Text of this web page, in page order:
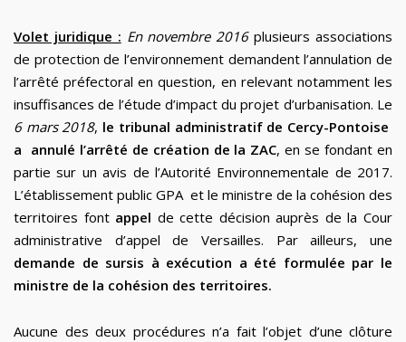
Volet juridique : En novembre 2016plusieurs associations
de protection de l’environnement demandent l’annulation de
l’arrêté préfectoral en question, en relevant notamment les
insuffisances de l’étude d’impact du projet d’urbanisation. Le
6 mars 2018, le tribunal administratif de Cercy-Pontoise
a annulé l’arrêté de création de la ZAC, en se fondant en
partie sur un avis de l’Autorité Environnementale de 2017.
L’établissement public GPA et le ministre de la cohésion des
territoires font appel de cette décision auprès de la Cour
administrative d’appel de Versailles. Par ailleurs, une
demande de sursis à exécution a été formulée par le
ministre de la cohésion des territoires.
Aucune des deux procédures n’a fait l’objet d’une clôture